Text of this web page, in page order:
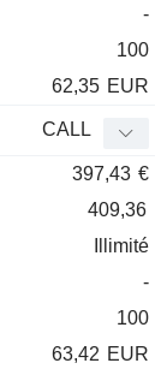
-
100
62,35 EUR
CALL
397,43 €
409,36
Illimité
-
100
63,42 EUR